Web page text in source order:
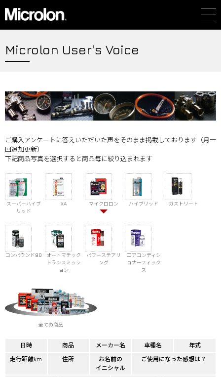
Microlon User's Voice
ご購入アンケートに答えいただいた声をそのまま掲載しております（月一
回追加更新）
下記商品写真を選択すると商品毎に絞り込まれます
スーパーハイブ
リッド
XA マイクロロン ハイブリッド ガストリート
コンパウンド90
オートマチック
トランスミッシ
ョン
パワーステアリ
ング
エアコンディシ
ョナーフィック
ス
全ての商品
日時 商品 メーカー名 車種名
年式
走行距離km
住所
お名前の
イニシャル
ご使用になった感想は？